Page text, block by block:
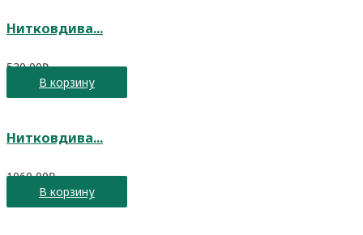
Нитковдива...
530,00₽
В корзину
Нитковдива...
1060,00₽
В корзину